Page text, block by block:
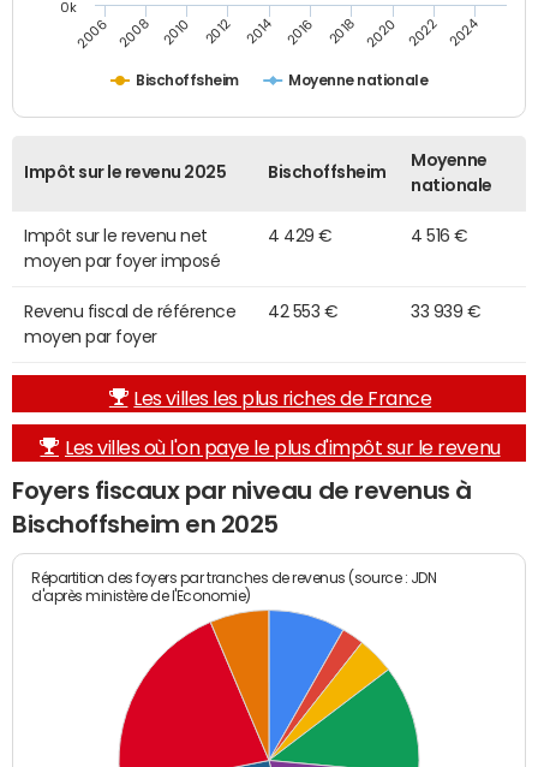
Bischoffsheim Moyenne nationale
2006 2008 2010 2012 2014 2016 2018 2020 2022 2024
0k
Impôt sur le revenu 2025 Bischoffsheim
Moyenne
nationale
Impôt sur le revenu net
moyen par foyer imposé
4 429 € 4 516 €
Revenu fiscal de référence
moyen par foyer
42 553 € 33 939 €
Les villes les plus riches de France
Les villes où l'on paye le plus d'impôt sur le revenu
Foyers fiscaux par niveau de revenus à
Bischoffsheim en 2025
Répartition des foyers par tranches de revenus (source : JDN
d'après ministère de l'Economie)